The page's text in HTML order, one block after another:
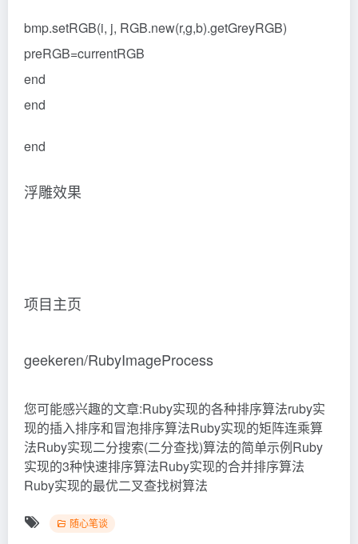
bmp.setRGB(i, j, RGB.new(r,g,b).getGreyRGB)
preRGB=currentRGB
end
end
end
浮雕效果
项目主页
geekeren/RubyImageProcess
您可能感兴趣的文章:Ruby实现的各种排序算法ruby实
现的插入排序和冒泡排序算法Ruby实现的矩阵连乘算
法Ruby实现二分搜索(二分查找)算法的简单示例Ruby
实现的3种快速排序算法Ruby实现的合并排序算法
Ruby实现的最优二叉查找树算法
随心笔谈